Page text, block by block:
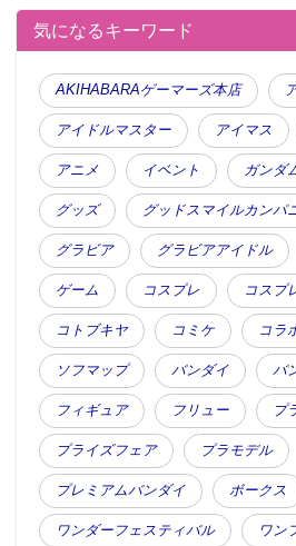
気になるキーワード
AKIHABARAゲーマーズ本店
アイドルマスター アイマス
アニメ イベント ガンダ
グッズ グッドスマイルカンパ
グラビア グラビアアイドル
ゲーム コスプレ コスプ
コトブキヤ コミケ コラ
ソフマップ バンダイ バ
フィギュア フリュー プ
プライズフェア プラモデル
プレミアムバンダイ ボークス
ワンダーフェスティバル ワン